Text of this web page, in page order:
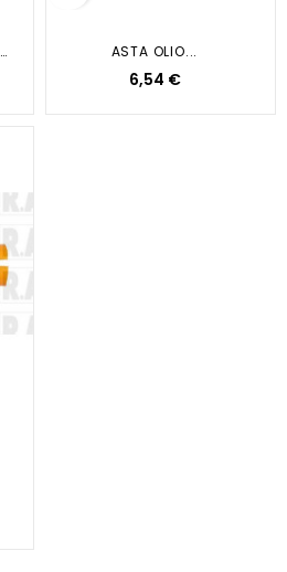
ASTINA OLIO PSA DIESEL - XU ASTA OLIO...
6,54 €